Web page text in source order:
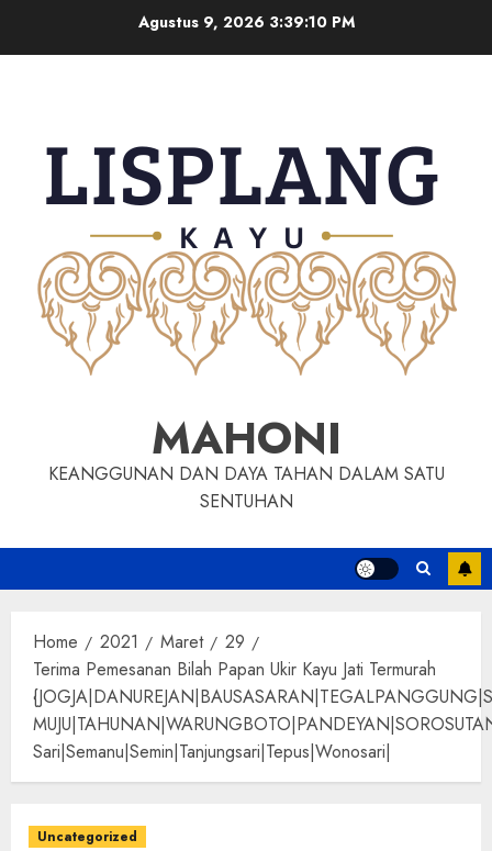
Agustus 9, 2026 3:39:12 PM
MAHONI
KEANGGUNAN DAN DAYA TAHAN DALAM SATU
SENTUHAN
Home 2021 Maret
29
Terima Pemesanan Bilah Papan Ukir Kayu Jati Termurah
Sari|Semanu|Semin|Tanjungsari|Tepus|Wonosari|
Uncategorized